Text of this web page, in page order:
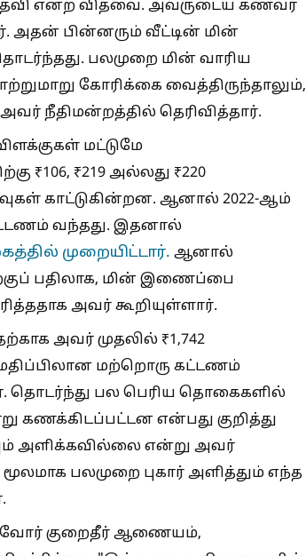
என்ற விதவை. அவருடைய கணவர்
அதன் பின்னரும் வீட்டின் மின்
பலமுறை மின் வாரிய
கோரிக்கை வைத்திருந்தாலும்,
நீதிமன்றத்தில் தெரிவித்தார்.
மட்டுமே
₹106, ₹219 அல்லது ₹220
காட்டுகின்றன. ஆனால் 2022-ஆம்
வந்தது. இதனால்
முறையிட்டார். ஆனால்
பதிலாக, மின் இணைப்பை
அவர் கூறியுள்ளார்.
அவர் முதலில் ₹1,742
மதிப்பிலான மற்றொரு கட்டணம்
தொடர்ந்து பல பெரிய தொகைகளில்
என்பது குறித்து
அளிக்கவில்லை என்று அவர்
பலமுறை புகார் அளித்தும் எந்த
குறைதீர் ஆணையம்,